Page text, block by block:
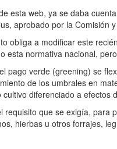
esta web, ya se daba
aprobado por la Comisión
obliga a modificar este
esta normativa nacional,
pago verde (greening) se
de los umbrales en
cultivo diferenciado a
requisito que se exigía, para
hierbas u otros forrajes,